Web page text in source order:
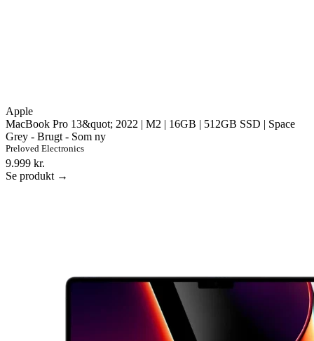
Apple
MacBook Pro 13&quot; 2022 | M2 | 16GB | 512GB SSD | Space
Grey - Brugt - Som ny
Preloved Electronics
9.999 kr.
Se produkt →